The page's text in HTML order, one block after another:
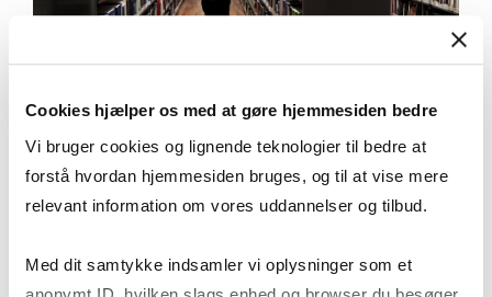
Cookies hjælper os med at gøre hjemmesiden bedre
Vi bruger cookies og lignende teknologier til bedre at
forstå hvordan hjemmesiden bruges, og til at vise mere
relevant information om vores uddannelser og tilbud.
Med dit samtykke indsamler vi oplysninger som et
REFERENCE WORK ON
MANAGEMENT